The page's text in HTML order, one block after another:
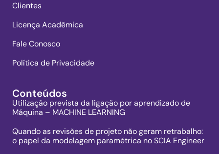
Clientes
Licença Acadêmica
Fale Conosco
Política de Privacidade
Conteúdos
Utilização prevista da ligação por aprendizado de
Máquina – MACHINE LEARNING
Quando as revisões de projeto não geram retrabalho:
o papel da modelagem paramétrica no SCIA Engineer